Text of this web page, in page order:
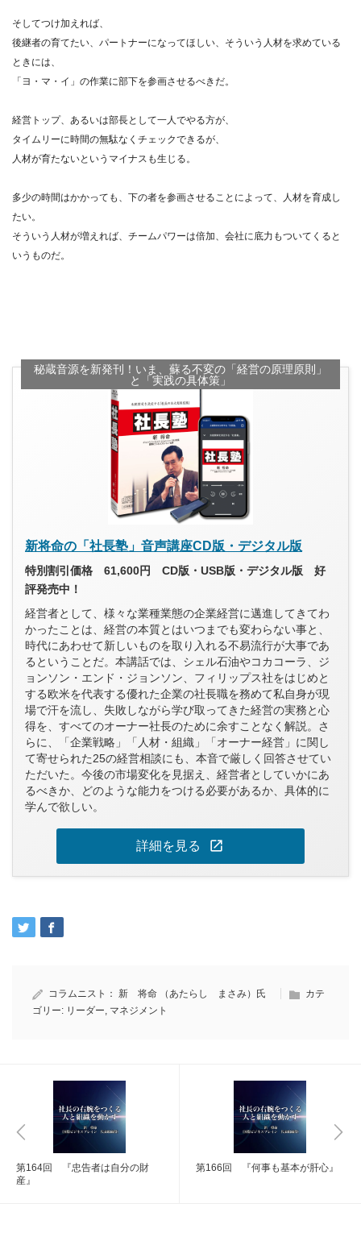
そしてつけ加えれば、
後継者の育てたい、パートナーになってほしい、そういう人材を求めている
ときには、
「ヨ・マ・イ」の作業に部下を参画させるべきだ。
経営トップ、あるいは部長として一人でやる方が、
タイムリーに時間の無駄なくチェックできるが、
人材が育たないというマイナスも生じる。
多少の時間はかかっても、下の者を参画させることによって、人材を育成し
たい。
そういう人材が増えれば、チームパワーは倍加、会社に底力もついてくると
いうものだ。
秘蔵音源を新発刊！いま、蘇る不変の「経営の原理原則」
と「実践の具体策」
新将命の「社長塾」音声講座CD版・デジタル版
特別割引価格 61,600円 CD版・USB版・デジタル版 好
評発売中！
経営者として、様々な業種業態の企業経営に邁進してきてわ
かったことは、経営の本質とはいつまでも変わらない事と、
時代にあわせて新しいものを取り入れる不易流行が大事であ
るということだ。本講話では、シェル石油やコカコーラ、ジ
ョンソン・エンド・ジョンソン、フィリップス社をはじめと
する欧米を代表する優れた企業の社長職を務めて私自身が現
場で汗を流し、失敗しながら学び取ってきた経営の実務と心
得を、すべてのオーナー社長のために余すことなく解説。さ
らに、「企業戦略」「人材・組織」「オーナー経営」に関し
て寄せられた25の経営相談にも、本音で厳しく回答させてい
ただいた。今後の市場変化を見据え、経営者としていかにあ
るべきか、どのような能力をつける必要があるか、具体的に
学んで欲しい。
詳細を見る open_in_new
コラムニスト： 新 将命 （あたらし まさみ）氏
カテ
ゴリー: リーダー, マネジメント
第164回 『忠告者は自分の財
産』
第166回 『何事も基本が肝心』